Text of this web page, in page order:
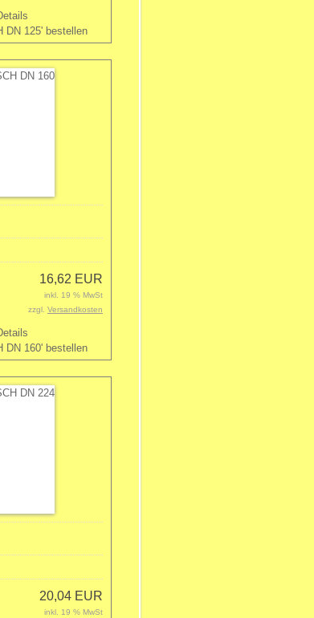
16,62 EUR
inkl. 19 % MwSt
zzgl.Versandkosten
20,04 EUR
inkl. 19 % MwSt